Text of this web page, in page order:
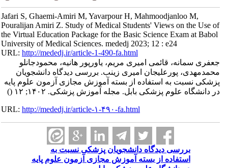
Jafari S, Ghaemi-Amiri M, Yavarpour H, Mahmoodjanloo M,
Pouralijan Amiri Z. Study of Medical Students' Views on the Use of
the Virtual Education Package for the Basic Science Exam at Babol
University of Medical Sciences. mededj 2023; 12 : e24
URL:http://mededj.ir/article-1-490-fa.html
جعفری سمانه، قائمی امیری مریم، یاورپور هانیه، محمودجانلو
محمدمهدی، پورعلیجان امیری زینب. بررسی دیدگاه دانشجویان
پزشکی نسبت به استفاده از بسته آموزش مجازی آزمون علوم پایه
در دانشگاه علوم پزشکی بابل. مجله آموزش پزشکی. ۱۴۰۲; ۱۲
()
URL:http://mededj.ir/article-۱-۴۹۰-fa.html
بررسی دیدگاه دانشجویان پزشکی نسبت به
استفاده از بسته آموزش مجازی آزمون علوم پایه